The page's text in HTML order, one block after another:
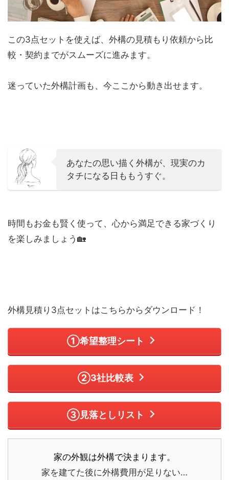
この3点セットを使えば、外構の見積もり依頼から比
較・契約までがスムーズに進みます。
迷っていた外構計画も、今ここから動き出せます。
あなたの思い描く外構が、現実のカ
タチになる日ももうすぐ。
時間もお金も賢く使って、心から満足できる家づくり
を楽しみましょう🏡
外構見積り3点セットはこちらからダウンロード！
①希望整理シート
②3社比較表
③見落としリスト
家の外観は外構で決まります。
家を建てた後に外構費用が足りない…